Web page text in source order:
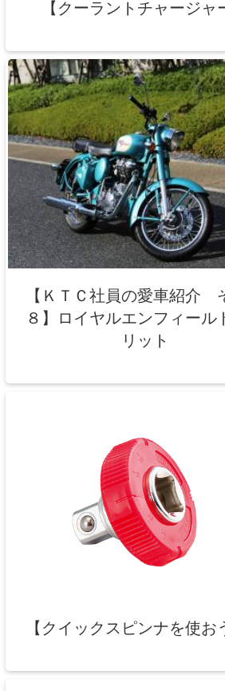
【クーラントチャージャ
【ＫＴＣ社員の愛車紹介
８】ロイヤルエンフィール
リット
【クイックスピンナを使お